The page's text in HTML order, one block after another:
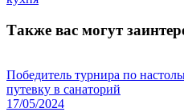
Также вас могут
Победитель турнира по
путевку в санаторий
17/05/2024